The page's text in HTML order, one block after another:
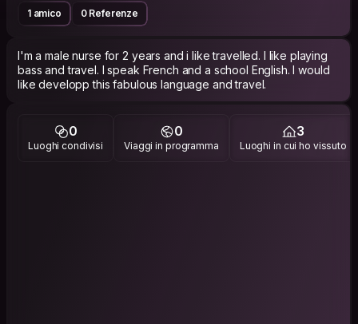
1 amico 0 Referenze
I'm a male nurse for 2 years and i like travelled. I like playing
bass and travel. I speak French and a school English. I would
like developp this fabulous language and travel.
0
Luoghi condivisi
0
Viaggi in programma
3
Luoghi in cui ho vissuto